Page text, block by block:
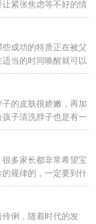
紧张焦虑等不好的情
面讲讲备孕...
2024-05-28
成功的特质正在被父
当的时间唤醒就可以
下面讲...
2024-05-28
的皮肤很娇嫩，再加
子清洗脖子也是有一
洗脖子。 ...
2024-05-28
多家长都非常希望宝
规律的，一定要到什
，2个月婴...
2024-05-28
俐，随着时代的发